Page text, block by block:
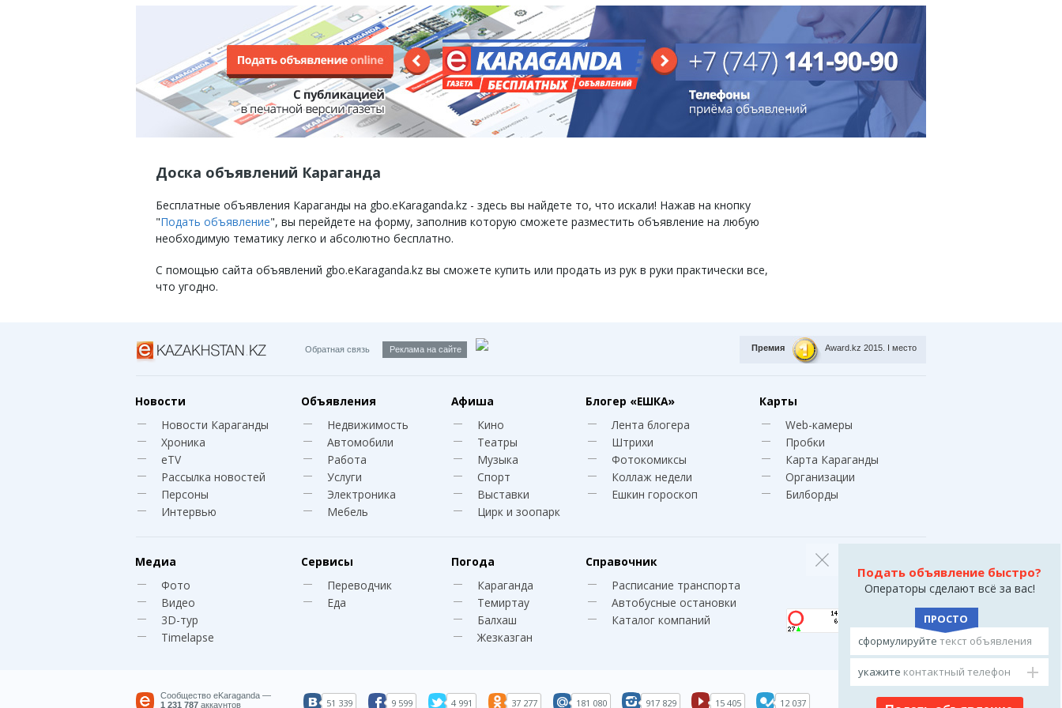
Доска объявлений Караганда
Бесплатные объявления Караганды на gbo.eKaraganda.kz - здесь вы найдете то, что искали! Нажав на кнопку
"Подать объявление", вы перейдете на форму, заполнив которую сможете разместить объявление на любую
необходимую тематику легко и абсолютно бесплатно.
С помощью сайта объявлений gbo.eKaraganda.kz вы сможете купить или продать из рук в руки практически все,
что угодно.
Обратная связь Реклама на сайте Премия Award.kz 2015. I место
Новости
Новости Караганды
Хроника
eTV
Рассылка новостей
Персоны
Интервью
Объявления
Недвижимость
Автомобили
Работа
Услуги
Электроника
Мебель
Афиша
Кино
Театры
Музыка
Спорт
Выставки
Цирк и зоопарк
Блогер «ЕШКА»
Лента блогера
Штрихи
Фотокомиксы
Коллаж недели
Ешкин гороскоп
Карты
Web-камеры
Пробки
Карта Караганды
Организации
Билборды
Медиа
Фото
Видео
3D-тур
Timelapse
Сервисы
Переводчик
Еда
Погода
Караганда
Темиртау
Балхаш
Жезказган
Справочник
Расписание транспорта
Автобусные остановки
Каталог компаний
Сообщество eKaraganda —
1 231 787 аккаунтов 51 339 9 599 4 991 37 277 181 080 917 829 15 405 12 037
Подать объявление быстро?
Операторы сделают всё за вас!
ПРОСТО
сформулируйте текст объявления
укажите контактный телефон